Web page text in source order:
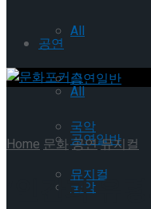
All
공연일반
국악
뮤지컬
공연
All
공연일반
국악
Home문화공연뮤지컬
‘인간과 유